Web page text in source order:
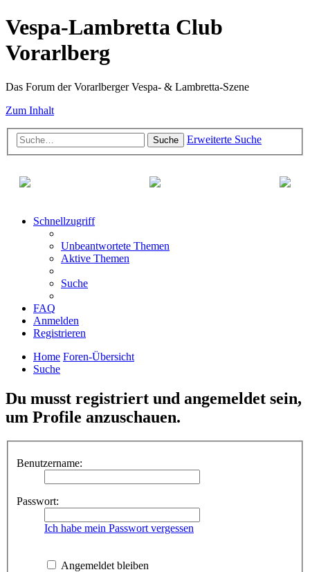
Vespa-Lambretta Club
Vorarlberg
Das Forum der Vorarlberger Vespa- & Lambretta-Szene
Zum Inhalt
Suche Erweiterte Suche
Schnellzugriff
Unbeantwortete Themen
Aktive Themen
Suche
FAQ
Anmelden
Registrieren
Home Foren-Übersicht
Suche
Du musst registriert und angemeldet sein,
um Profile anzuschauen.
Benutzername:
Passwort:
Ich habe mein Passwort vergessen
Angemeldet bleiben